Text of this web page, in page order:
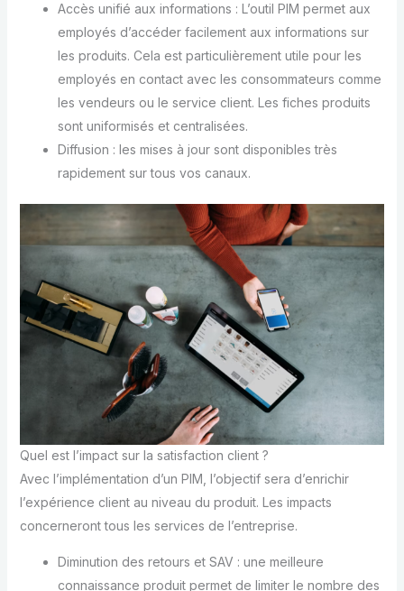
Accès unifié aux informations : L’outil PIM permet aux
employés d’accéder facilement aux informations sur
les produits. Cela est particulièrement utile pour les
employés en contact avec les consommateurs comme
les vendeurs ou le service client. Les fiches produits
sont uniformisés et centralisées.
Diffusion : les mises à jour sont disponibles très
rapidement sur tous vos canaux.
Quel est l’impact sur la satisfaction client ?
Avec l’implémentation d’un PIM, l’objectif sera d’enrichir
l’expérience client au niveau du produit. Les impacts
concerneront tous les services de l’entreprise.
Diminution des retours et SAV : une meilleure
connaissance produit permet de limiter le nombre des